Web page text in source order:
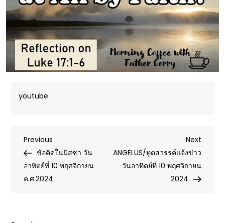
youtube
Post
navigation
Previous
Post
Previous
ข้อคิดในมิสซา วัน
อาทิตย์ที่ 10 พฤศจิกายน
ค.ศ.2024
Next
Post
Next
ANGELUS/ทูตสวรรค์แจ้งข่าว
วันอาทิตย์ที่ 10 พฤศจิกายน
2024